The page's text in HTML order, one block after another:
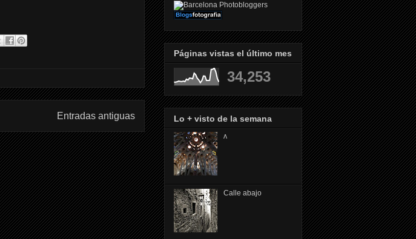
Entradas antiguas
Páginas vistas el último mes
34,253
Lo + visto de la semana
ᴧ
Calle abajo